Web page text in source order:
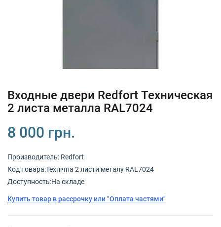
Входные двери Redfort Техническая
2 листа металла RAL7024
8 000 грн.
Производитель: Redfort
Код товарa:Технічна 2 листи металу RAL7024
Доступность:На складе
Купить товар в рассрочку или "Оплата частями"